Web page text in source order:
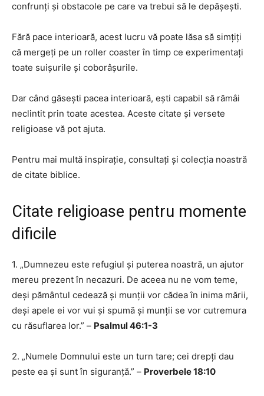
confrunți și obstacole pe care va trebui să le depășești.
Fără pace interioară, acest lucru vă poate lăsa să simțiți
că mergeți pe un roller coaster în timp ce experimentați
toate suișurile și coborâșurile.
Dar când găsești pacea interioară, ești capabil să rămâi
neclintit prin toate acestea. Aceste citate și versete
religioase vă pot ajuta.
Pentru mai multă inspirație, consultați și colecția noastră
de citate biblice.
Citate religioase pentru momente
dificile
1. „Dumnezeu este refugiul și puterea noastră, un ajutor
mereu prezent în necazuri. De aceea nu ne vom teme,
deși pământul cedează și munții vor cădea în inima mării,
deși apele ei vor vui și spumă și munții se vor cutremura
cu răsuflarea lor.” – Psalmul 46:1-3
2. „Numele Domnului este un turn tare; cei drepți dau
peste ea și sunt în siguranță.” – Proverbele 18:10